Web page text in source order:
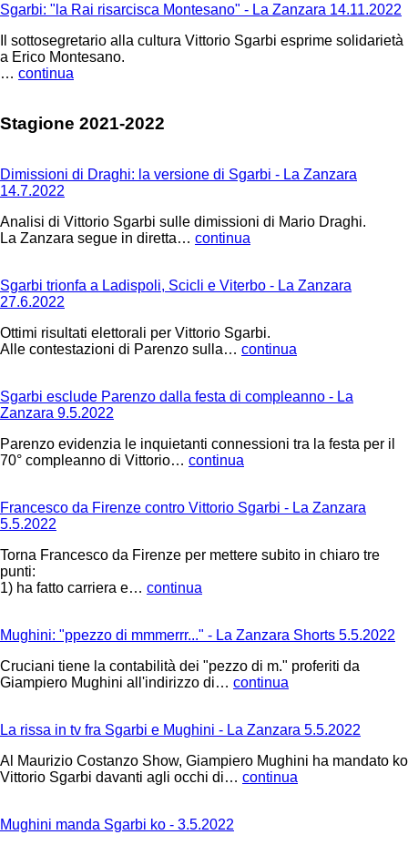
Sgarbi: "la Rai risarcisca Montesano" - La Zanzara 14.11.2022
Il sottosegretario alla cultura Vittorio Sgarbi esprime solidarietà
a Erico Montesano.
… continua
Stagione 2021-2022
Dimissioni di Draghi: la versione di Sgarbi - La Zanzara
14.7.2022
Analisi di Vittorio Sgarbi sulle dimissioni di Mario Draghi.
La Zanzara segue in diretta… continua
Sgarbi trionfa a Ladispoli, Scicli e Viterbo - La Zanzara
27.6.2022
Ottimi risultati elettorali per Vittorio Sgarbi.
Alle contestazioni di Parenzo sulla… continua
Sgarbi esclude Parenzo dalla festa di compleanno - La
Zanzara 9.5.2022
Parenzo evidenzia le inquietanti connessioni tra la festa per il
70° compleanno di Vittorio… continua
Francesco da Firenze contro Vittorio Sgarbi - La Zanzara
5.5.2022
Torna Francesco da Firenze per mettere subito in chiaro tre
punti:
1) ha fatto carriera e… continua
Mughini: "ppezzo di mmmerrr..." - La Zanzara Shorts 5.5.2022
Cruciani tiene la contabilità dei "pezzo di m." proferiti da
Giampiero Mughini all'indirizzo di… continua
La rissa in tv fra Sgarbi e Mughini - La Zanzara 5.5.2022
Al Maurizio Costanzo Show, Giampiero Mughini ha mandato ko
Vittorio Sgarbi davanti agli occhi di… continua
Mughini manda Sgarbi ko - 3.5.2022